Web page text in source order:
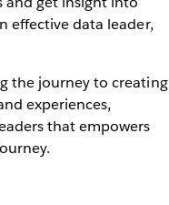
effective data leader,
the journey to creating
experiences,
that empowers